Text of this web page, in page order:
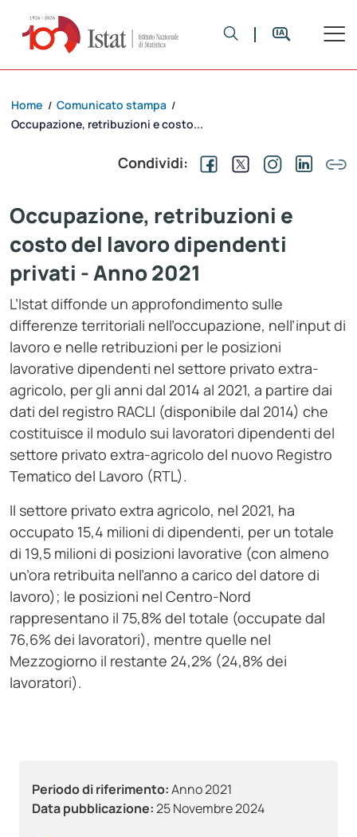
Periodo di riferimento:Anno 2021
Data pubblicazione:25 Novembre 2024
Home / Comunicato stampa /
Occupazione, retribuzioni e costo...
Condividi:
Occupazione, retribuzioni e
costo del lavoro dipendenti
privati - Anno 2021
L’Istat diffonde un approfondimento sulle
differenze territoriali nell’occupazione, nell’input di
lavoro e nelle retribuzioni per le posizioni
lavorative dipendenti nel settore privato extra-
agricolo, per gli anni dal 2014 al 2021, a partire dai
dati del registro RACLI (disponibile dal 2014) che
costituisce il modulo sui lavoratori dipendenti del
settore privato extra-agricolo del nuovo Registro
Tematico del Lavoro (RTL).
Il settore privato extra agricolo, nel 2021, ha
occupato 15,4 milioni di dipendenti, per un totale
di 19,5 milioni di posizioni lavorative (con almeno
un’ora retribuita nell’anno a carico del datore di
lavoro); le posizioni nel Centro-Nord
rappresentano il 75,8% del totale (occupate dal
76,6% dei lavoratori), mentre quelle nel
Mezzogiorno il restante 24,2% (24,8% dei
lavoratori).